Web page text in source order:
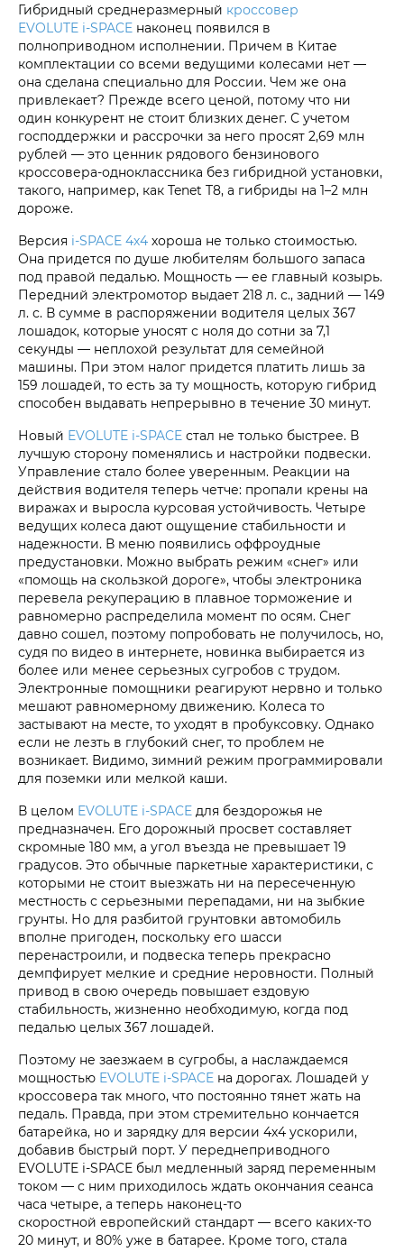
Гибридный среднеразмерный кроссовер
EVOLUTE i‑SPACE наконец появился в
полноприводном исполнении. Причем в Китае
комплектации со всеми ведущими колесами нет —
она сделана специально для России. Чем же она
привлекает? Прежде всего ценой, потому что ни
один конкурент не стоит близких денег. С учетом
господдержки и рассрочки за него просят 2,69 млн
рублей — это ценник рядового бензинового
кроссовера-одноклассника без гибридной установки,
такого, например, как Tenet T8, а гибриды на 1–2 млн
дороже.
Версия i‑SPACE 4х4 хороша не только стоимостью.
Она придется по душе любителям большого запаса
под правой педалью. Мощность — ее главный козырь.
Передний электромотор выдает 218 л. с., задний — 149
л. с. В сумме в распоряжении водителя целых 367
лошадок, которые уносят с ноля до сотни за 7,1
секунды — неплохой результат для семейной
машины. При этом налог придется платить лишь за
159 лошадей, то есть за ту мощность, которую гибрид
способен выдавать непрерывно в течение 30 минут.
Новый EVOLUTE i‑SPACE стал не только быстрее. В
лучшую сторону поменялись и настройки подвески.
Управление стало более уверенным. Реакции на
действия водителя теперь четче: пропали крены на
виражах и выросла курсовая устойчивость. Четыре
ведущих колеса дают ощущение стабильности и
надежности. В меню появились оффроудные
предустановки. Можно выбрать режим «снег» или
«помощь на скользкой дороге», чтобы электроника
перевела рекуперацию в плавное торможение и
равномерно распределила момент по осям. Снег
давно сошел, поэтому попробовать не получилось, но,
судя по видео в интернете, новинка выбирается из
более или менее серьезных сугробов с трудом.
Электронные помощники реагируют нервно и только
мешают равномерному движению. Колеса то
застывают на месте, то уходят в пробуксовку. Однако
если не лезть в глубокий снег, то проблем не
возникает. Видимо, зимний режим программировали
для поземки или мелкой каши.
В целом EVOLUTE i‑SPACE для бездорожья не
предназначен. Его дорожный просвет составляет
скромные 180 мм, а угол въезда не превышает 19
градусов. Это обычные паркетные характеристики, с
которыми не стоит выезжать ни на пересеченную
местность с серьезными перепадами, ни на зыбкие
грунты. Но для разбитой грунтовки автомобиль
вполне пригоден, поскольку его шасси
перенастроили, и подвеска теперь прекрасно
демпфирует мелкие и средние неровности. Полный
привод в свою очередь повышает ездовую
стабильность, жизненно необходимую, когда под
педалью целых 367 лошадей.
Поэтому не заезжаем в сугробы, а наслаждаемся
мощностью EVOLUTE i‑SPACE на дорогах. Лошадей у
кроссовера так много, что постоянно тянет жать на
педаль. Правда, при этом стремительно кончается
батарейка, но и зарядку для версии 4х4 ускорили,
добавив быстрый порт. У переднеприводного
EVOLUTE i‑SPACE был медленный заряд переменным
током — с ним приходилось ждать окончания сеанса
часа четыре, а теперь наконец-то
скоростной европейский стандарт — всего каких-то
20 минут, и 80% уже в батарее. Кроме того, стала